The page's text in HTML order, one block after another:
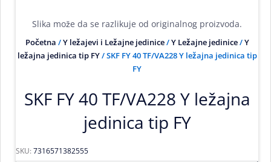
Slika može da se razlikuje od originalnog proizvoda.
Početna /Y ležajevi i Ležajne jedinice/Y Ležajne jedinice/Y
ležajna jedinica tip FY/ SKF FY 40 TF/VA228 Y ležajna jedinica tip
FY
SKF FY 40 TF/VA228 Y ležajna
jedinica tip FY
SKU: 7316571382555